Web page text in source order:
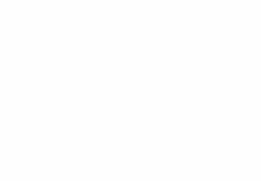
en famille à La